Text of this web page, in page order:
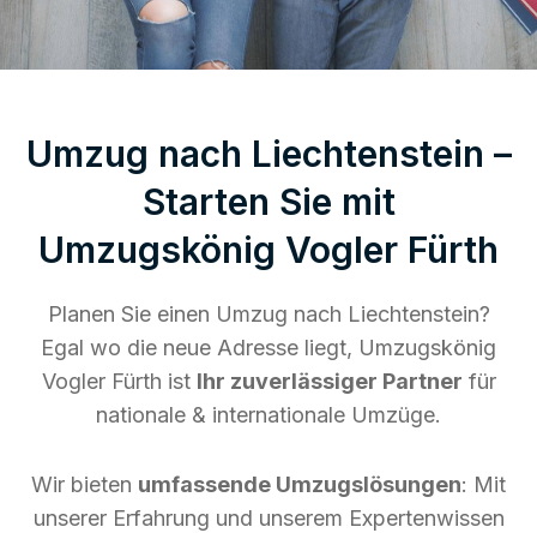
Umzug nach Liechtenstein –
Starten Sie mit
Umzugskönig Vogler Fürth
Planen Sie einen Umzug nach Liechtenstein?
Egal wo die neue Adresse liegt, Umzugskönig
Vogler Fürth ist Ihr zuverlässiger Partner für
nationale & internationale Umzüge.
Wir bieten umfassende Umzugslösungen: Mit
unserer Erfahrung und unserem Expertenwissen